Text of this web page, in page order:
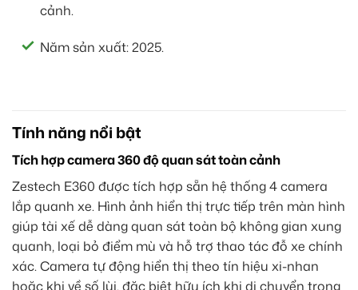
cảnh.
Năm sản xuất: 2025.
Tính năng nổi bật
Tích hợp camera 360 độ quan sát toàn cảnh
Zestech E360 được tích hợp sẵn hệ thống 4 camera
lắp quanh xe. Hình ảnh hiển thị trực tiếp trên màn hình
giúp tài xế dễ dàng quan sát toàn bộ không gian xung
quanh, loại bỏ điểm mù và hỗ trợ thao tác đỗ xe chính
xác. Camera tự động hiển thị theo tín hiệu xi-nhan
hoặc khi về số lùi, đặc biệt hữu ích khi di chuyển trong